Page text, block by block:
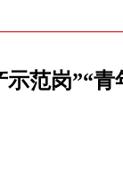
范岗”“